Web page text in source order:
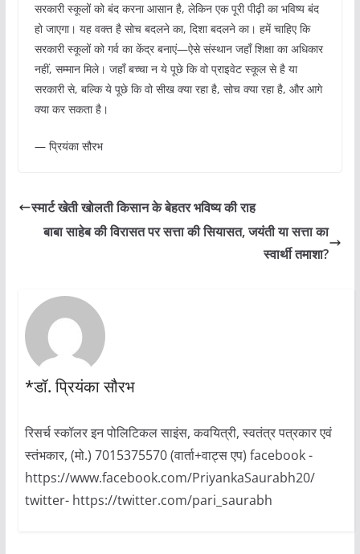
सरकारी स्कूलों को बंद करना आसान है, लेकिन एक पूरी पीढ़ी का भविष्य बंद
हो जाएगा। यह वक्त है सोच बदलने का, दिशा बदलने का। हमें चाहिए कि
सरकारी स्कूलों को गर्व का केंद्र बनाएं—ऐसे संस्थान जहाँ शिक्षा का अधिकार
नहीं, सम्मान मिले। जहाँ बच्चा न ये पूछे कि वो प्राइवेट स्कूल से है या
सरकारी से, बल्कि ये पूछे कि वो सीख क्या रहा है, सोच क्या रहा है, और आगे
क्या कर सकता है।
— प्रियंका सौरभ
स्मार्ट खेती खोलती किसान के बेहतर भविष्य की राह
बाबा साहेब की विरासत पर सत्ता की सियासत, जयंती या सत्ता का
स्वार्थी तमाशा?
*डॉ. प्रियंका सौरभ
रिसर्च स्कॉलर इन पोलिटिकल साइंस, कवयित्री, स्वतंत्र पत्रकार एवं
स्तंभकार, (मो.) 7015375570 (वार्ता+वाट्स एप) facebook -
https://www.facebook.com/PriyankaSaurabh20/
twitter- https://twitter.com/pari_saurabh